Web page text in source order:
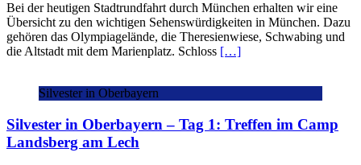
Bei der heutigen Stadtrundfahrt durch München erhalten wir eine
Übersicht zu den wichtigen Sehenswürdigkeiten in München. Dazu
gehören das Olympiagelände, die Theresienwiese, Schwabing und
die Altstadt mit dem Marienplatz. Schloss […]
Silvester in Oberbayern
Silvester in Oberbayern – Tag 1: Treffen im Camp
Landsberg am Lech